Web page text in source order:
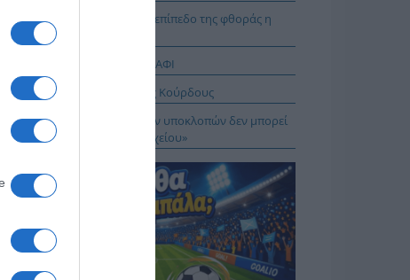
Β. Ταλαμάγκας: Στο κεκλιμένο επίπεδο της φθοράς η
κυβέρνηση Μητσοτάκη
ΜΕΤΑΓΡΑΦΕΣ ΑΠΟ ΤΟ ΠΑΝΩ ΡΑΦΙ
Το σχέδιο του Ισραήλ για τους Κούρδους
Ε. Λιακούλη: «Το σκάνδαλο των υποκλοπών δεν μπορεί
να μείνει στο σκοτάδι ενός αρχείου»